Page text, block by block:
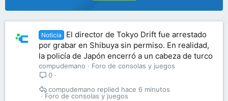
Noticia
El director de Tokyo Drift fue arrestado
por grabar en Shibuya sin permiso. En realidad,
la policía de Japón encerró a un cabeza de turco
compudemano
Foro de consolas y juegos
0
Foro de consolas y juegos
hace 6 minutos
compudemano